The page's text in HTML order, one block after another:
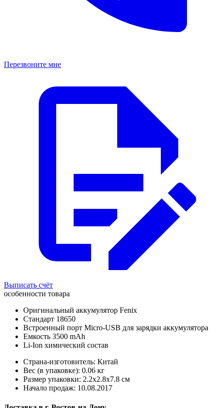
Перезвоните мне
Выписать счёт
особенности товара
Оригинальный аккумулятор Fenix
Стандарт 18650
Встроенный порт Micro-USB для зарядки аккумулятора
Емкость 3500 mAh
Li-Ion химический состав
Страна-изготовитель: Китай
Вес (в упаковке): 0.06 кг
Размер упаковки: 2.2x2.8x7.8 см
Начало продаж: 10.08.2017